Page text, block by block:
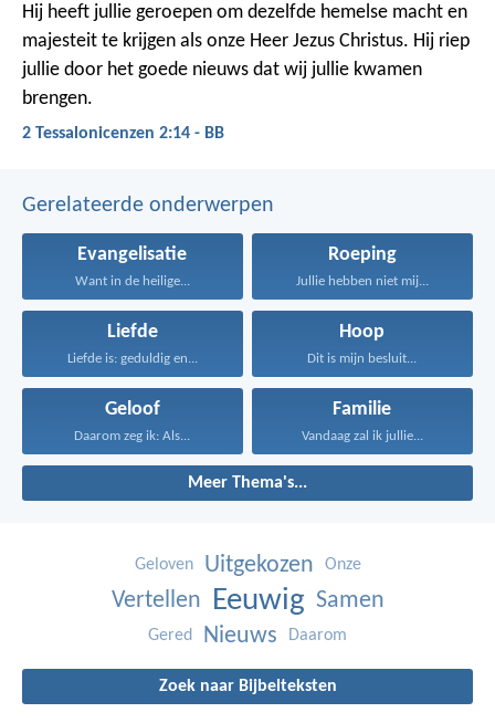
Hij heeft jullie geroepen om dezelfde hemelse macht en
majesteit te krijgen als onze Heer Jezus Christus. Hij riep
jullie door het goede nieuws dat wij jullie kwamen
brengen.
2 Tessalonicenzen 2:14 - BB
Gerelateerde onderwerpen
Evangelisatie
Want in de heilige...
Roeping
Jullie hebben niet mij...
Liefde
Liefde is: geduldig en...
Hoop
Dit is mijn besluit...
Geloof
Daarom zeg ik: Als...
Familie
Vandaag zal ik jullie...
Meer Thema's...
Geloven Uitgekozen Onze
Vertellen Eeuwig Samen
Gered Nieuws Daarom
Zoek naar Bijbelteksten